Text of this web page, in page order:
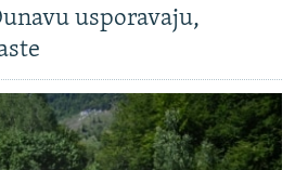
usporavaju,